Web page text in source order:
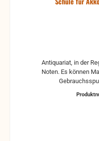
Noten. Es können